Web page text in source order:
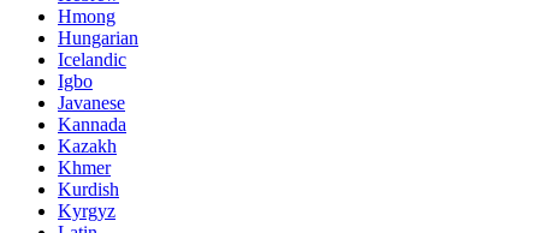
Hmong
Hungarian
Icelandic
Igbo
Javanese
Kannada
Kazakh
Khmer
Kurdish
Kyrgyz